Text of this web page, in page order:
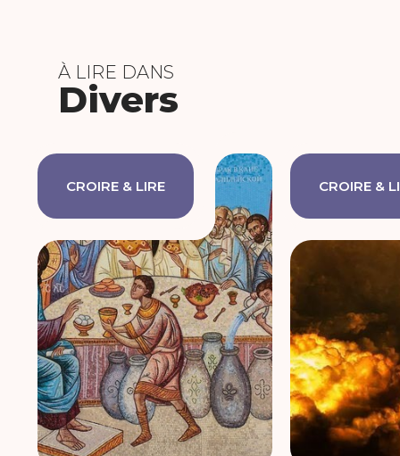
À LIRE DANS
Divers
CROIRE & LIRE CROIRE &